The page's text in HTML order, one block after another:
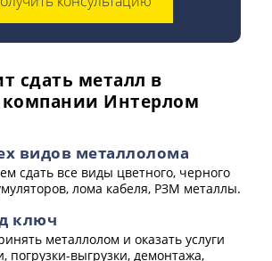
сдать металл в
компании Интерлом
видов металлолома
сдать все виды цветного, черного
лома кабеля, РЗМ металлы.
ключ
металлолом и оказать услуги
погрузки-выгрузки, демонтажа,